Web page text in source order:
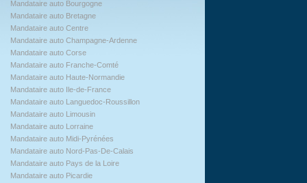
Mandataire auto Bourgogne
Mandataire auto Bretagne
Mandataire auto Centre
Mandataire auto Champagne-Ardenne
Mandataire auto Corse
Mandataire auto Franche-Comté
Mandataire auto Haute-Normandie
Mandataire auto Ile-de-France
Mandataire auto Languedoc-Roussillon
Mandataire auto Limousin
Mandataire auto Lorraine
Mandataire auto Midi-Pyrénées
Mandataire auto Nord-Pas-De-Calais
Mandataire auto Pays de la Loire
Mandataire auto Picardie